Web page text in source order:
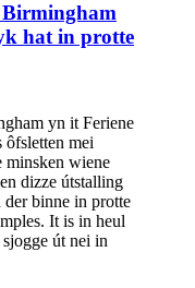
Birmingham
hat in protte
yn it Feriene
mei
minsken wiene
dizze útstalling
der binne in protte
It is in heul
út nei in